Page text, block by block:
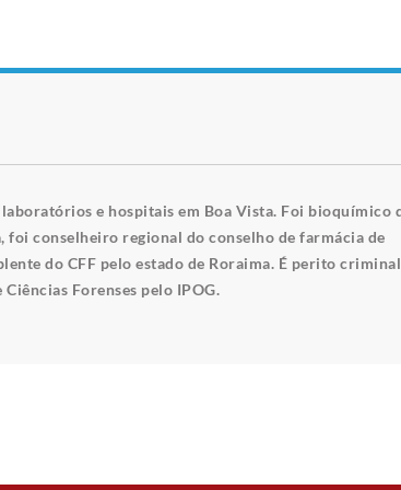
e hospitais em Boa Vista. Foi bioquímico
foi conselheiro regional do conselho de farmácia de
do CFF pelo estado de Roraima. É perito criminal
Forenses pelo IPOG.